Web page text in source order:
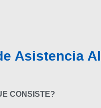
Asistencia
CONSISTE?